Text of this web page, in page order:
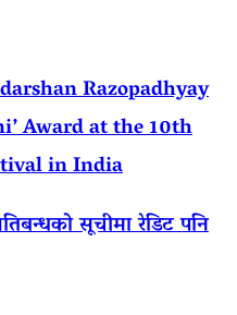
Razopadhyay
Award at the 10th
in India
सूचीमा रेडिट पनि